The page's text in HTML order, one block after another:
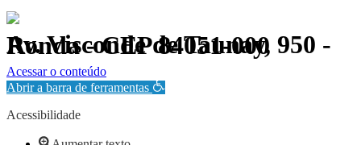
Av. Visconde de Taunay, 950 - Ronda - CEP 84051-000
Política de Privacidade.
Acessar o conteúdo
Abrir a barra de ferramentas
Acessibilidade